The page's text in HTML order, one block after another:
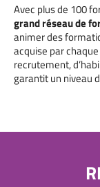
Avec plus de 100
grand réseau de
animer des
acquise par
recrutement,
garantit un niveau